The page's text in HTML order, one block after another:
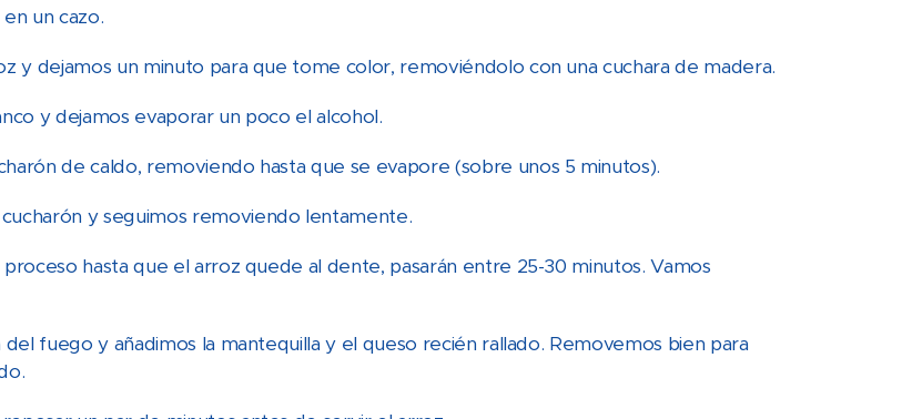
un cazo.
y dejamos un minuto para que tome color, removiéndolo con una cuchara de madera.
y dejamos evaporar un poco el alcohol.
de caldo, removiendo hasta que se evapore (sobre unos 5 minutos).
y seguimos removiendo lentamente.
hasta que el arroz quede al dente, pasarán entre 25-30 minutos. Vamos
del fuego y añadimos la mantequilla y el queso recién rallado. Removemos bien para